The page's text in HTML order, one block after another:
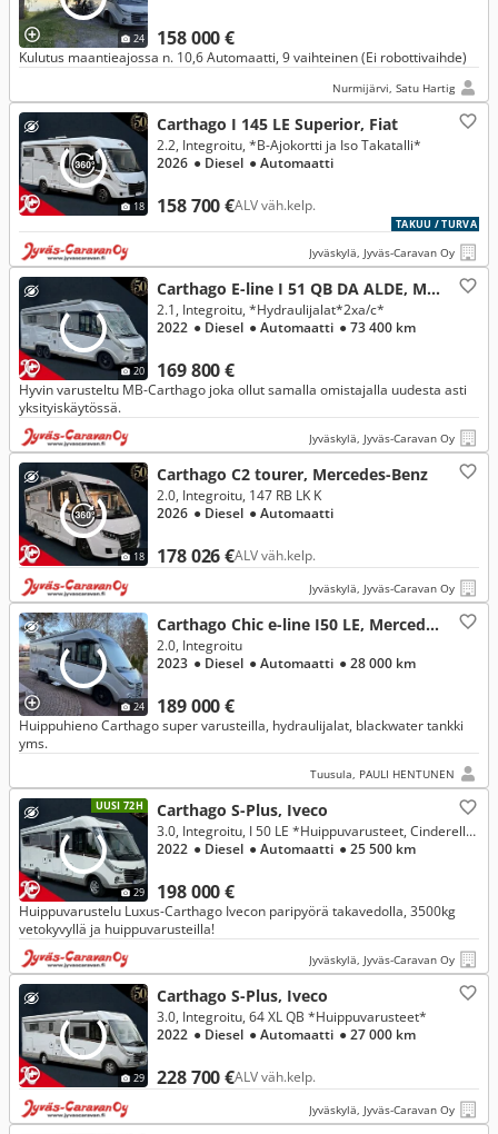
24 158 000 €
Kulutus maantieajossa n. 10,6 Automaatti, 9 vaihteinen (Ei robottivaihde)
Nurmijärvi, Satu Hartig
18
Carthago I 145 LE Superior, Fiat
158 700 €ALV väh.kelp.
2.2, Integroitu, *B-Ajokortti ja Iso Takatalli*
2026 ● Diesel ● Automaatti
TAKUU / TURVA
Jyväskylä, Jyväs-Caravan Oy
20
Carthago E-line I 51 QB DA ALDE, Mercedes-Benz
169 800 €
2.1, Integroitu, *Hydraulijalat*2xa/c*
2022 ● Diesel ● Automaatti ● 73 400 km
Hyvin varusteltu MB-Carthago joka ollut samalla omistajalla uudesta asti
yksityiskäytössä.
Jyväskylä, Jyväs-Caravan Oy
18
Carthago C2 tourer, Mercedes-Benz
178 026 €ALV väh.kelp.
2.0, Integroitu, 147 RB LK K
2026 ● Diesel ● Automaatti
Jyväskylä, Jyväs-Caravan Oy
24
Carthago Chic e-line I50 LE, Mercedes-Benz
189 000 €
2.0, Integroitu
2023 ● Diesel ● Automaatti ● 28 000 km
Huippuhieno Carthago super varusteilla, hydraulijalat, blackwater tankki
yms.
Tuusula, PAULI HENTUNEN
UUSI 72H
29
Carthago S-Plus, Iveco
198 000 €
3.0, Integroitu, I 50 LE *Huippuvarusteet, Cinderella WC, Tukijalat, Agregaatti*
2022 ● Diesel ● Automaatti ● 25 500 km
Huippuvarustelu Luxus-Carthago Ivecon paripyörä takavedolla, 3500kg
vetokyvyllä ja huippuvarusteilla!
Jyväskylä, Jyväs-Caravan Oy
29
Carthago S-Plus, Iveco
228 700 €ALV väh.kelp.
3.0, Integroitu, 64 XL QB *Huippuvarusteet*
2022 ● Diesel ● Automaatti ● 27 000 km
Jyväskylä, Jyväs-Caravan Oy